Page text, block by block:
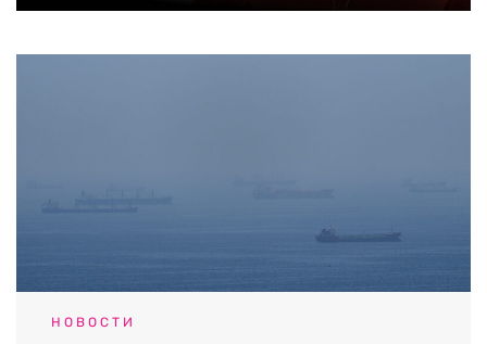
НОВОСТИ